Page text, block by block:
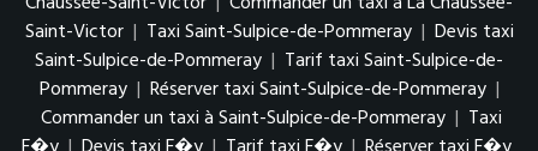
Saint-Victor | Taxi Saint-Sulpice-de-Pommeray | Devis taxi
Saint-Sulpice-de-Pommeray | Tarif taxi Saint-Sulpice-de-
Pommeray | Réserver taxi Saint-Sulpice-de-Pommeray |
Commander un taxi à Saint-Sulpice-de-Pommeray | Taxi